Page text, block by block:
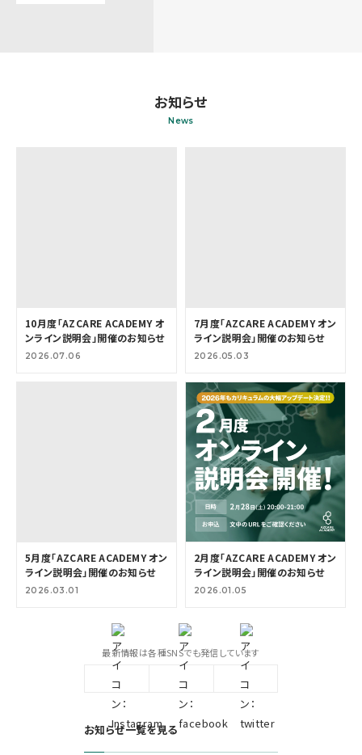
お知らせ
News
10月度「AZCARE ACADEMY オ
ンライン説明会」開催のお知らせ
2026.07.06
7月度「AZCARE ACADEMY オン
ライン説明会」開催のお知らせ
2026.05.03
5月度「AZCARE ACADEMY オン
ライン説明会」開催のお知らせ
2026.03.01
2月度「AZCARE ACADEMY オン
ライン説明会」開催のお知らせ
2026.01.05
最新情報は各種SNSでも発信しています
お知らせ一覧を見る